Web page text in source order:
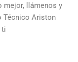
mejor, llámenos y
Técnico Ariston
ti